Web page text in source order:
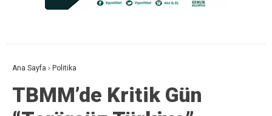
Ana Sayfa › Politika
TBMM’de Kritik Gün